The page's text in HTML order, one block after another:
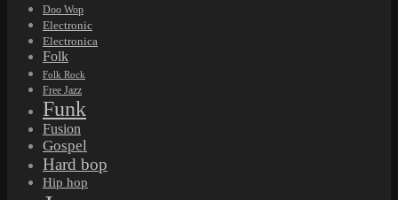
Doo Wop
Electronic
Electronica
Folk
Folk Rock
Free Jazz
Funk
Fusion
Gospel
Hard bop
Hip hop